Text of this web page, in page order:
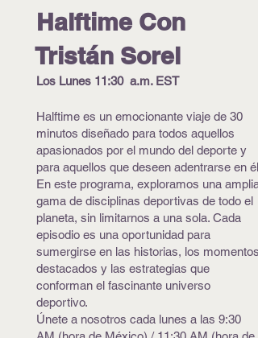
Halftime Con
Tristán Sorel
Los Lunes 11:30 a.m. EST
Halftime es un emocionante viaje de 30
minutos diseñado para todos aquellos
apasionados por el mundo del deporte y
para aquellos que deseen adentrarse en él.
En este programa, exploramos una amplia
gama de disciplinas deportivas de todo el
planeta, sin limitarnos a una sola. Cada
episodio es una oportunidad para
sumergirse en las historias, los momentos
destacados y las estrategias que
conforman el fascinante universo
deportivo.
Únete a nosotros cada lunes a las 9:30